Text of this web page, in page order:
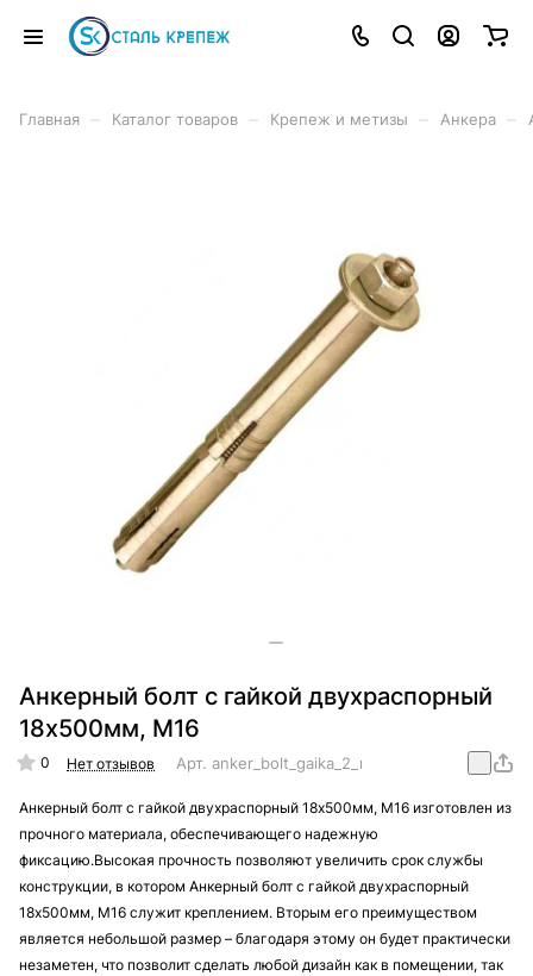
Главная Каталог товаров Крепеж и метизы Анкера
Анкерный болт с гайкой двухраспорный
18х500мм, М16
0 Нет отзывов Арт. anker_bolt_gaika_2_raporny_18x500_M16
Анкерный болт с гайкой двухраспорный 18х500мм, М16 изготовлен из
прочного материала, обеспечивающего надежную
фиксацию.Высокая прочность позволяют увеличить срок службы
конструкции, в котором Анкерный болт с гайкой двухраспорный
18х500мм, М16 служит креплением. Вторым его преимуществом
является небольшой размер – благодаря этому он будет практически
незаметен, что позволит сделать любой дизайн как в помещении, так